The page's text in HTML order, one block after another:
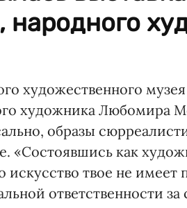
народного
художественного
художника Любомира
образы
«Состоявшись как
твое не имеет
ответственности за